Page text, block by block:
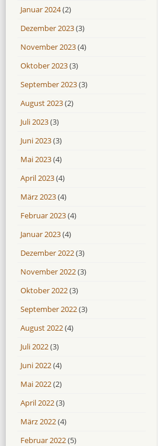
Januar 2024(2)
Dezember 2023(3)
November 2023(4)
Oktober 2023(3)
September 2023(3)
August 2023(2)
Juli 2023(3)
Juni 2023(3)
Mai 2023(4)
April 2023(4)
März 2023(4)
Februar 2023(4)
Januar 2023(4)
Dezember 2022(3)
November 2022(3)
Oktober 2022(3)
September 2022(3)
August 2022(4)
Juli 2022(3)
Juni 2022(4)
Mai 2022(2)
April 2022(3)
März 2022(4)
Februar 2022(5)